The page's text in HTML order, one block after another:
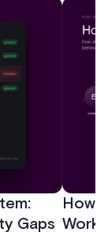
Gaps
How